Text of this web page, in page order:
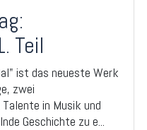
Teil
ist das neueste Werk
zwei
in Musik und
Geschichte zu e...